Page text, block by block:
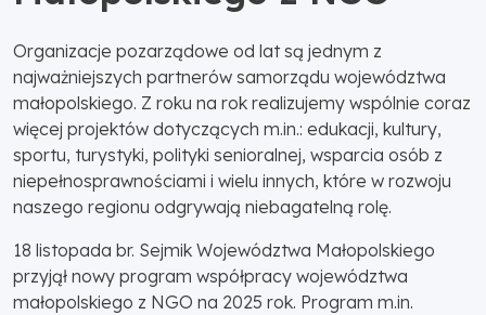
Organizacje pozarządowe od lat są jednym z
najważniejszych partnerów samorządu województwa
małopolskiego. Z roku na rok realizujemy wspólnie coraz
więcej projektów dotyczących m.in.: edukacji, kultury,
sportu, turystyki, polityki senioralnej, wsparcia osób z
niepełnosprawnościami i wielu innych, które w rozwoju
naszego regionu odgrywają niebagatelną rolę.
18 listopada br. Sejmik Województwa Małopolskiego
przyjął nowy program współpracy województwa
małopolskiego z NGO na 2025 rok. Program m.in.